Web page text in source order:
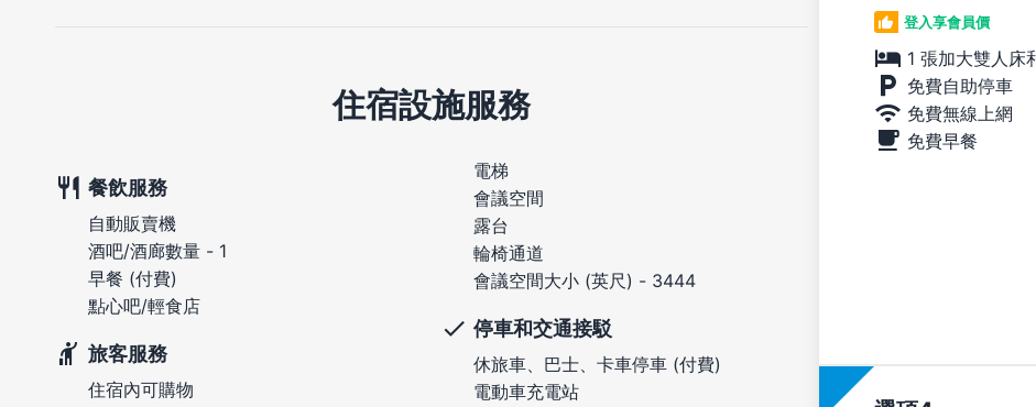
登入享會員價
1 張加大雙人床
免費自助停車
免費無線上網
免費早餐
住宿設施服務
餐飲服務
自動販賣機
酒吧/酒廊數量 - 1
早餐 (付費)
點心吧/輕食店
旅客服務
住宿內可購物
電梯
會議空間
露台
輪椅通道
會議空間大小 (英尺) - 3444
停車和交通接駁
休旅車、巴士、卡車停車 (付費)
電動車充電站